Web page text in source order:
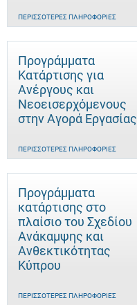
ΠΕΡΙΣΣΌΤΕΡΕΣ ΠΛΗΡΟΦΟΡΊΕΣ
Προγράμματα
Κατάρτισης για
Ανέργους και
Νεοεισερχόμενους
στην Αγορά Εργασίας
ΠΕΡΙΣΣΌΤΕΡΕΣ ΠΛΗΡΟΦΟΡΊΕΣ
Προγράμματα
κατάρτισης στο
πλαίσιο του Σχεδίου
Ανάκαμψης και
Ανθεκτικότητας
Κύπρου
ΠΕΡΙΣΣΌΤΕΡΕΣ ΠΛΗΡΟΦΟΡΊΕΣ